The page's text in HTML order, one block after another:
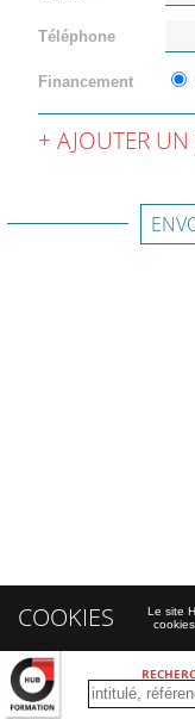
Téléphone
Financement
AJOUTER UN
COOKIES
Le site